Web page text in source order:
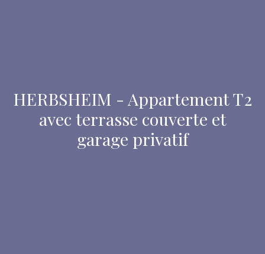
HERBSHEIM - Appartement T2
avec terrasse couverte et
garage privatif